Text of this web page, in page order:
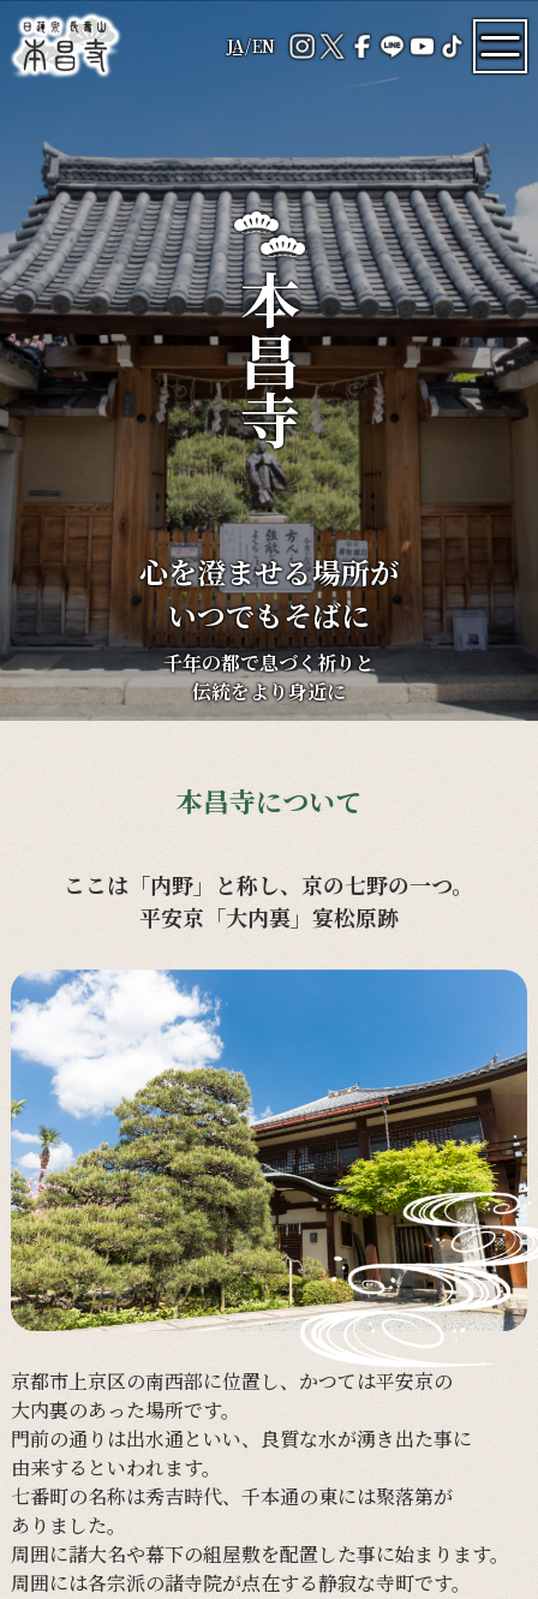
JA/EN
心を澄ませる場所が
いつでもそばに
千年の都で息づく祈りと
伝統をより身近に
本昌寺
本昌寺について
ここは「内野」と称し、京の七野の一つ。
平安京「大内裏」宴松原跡
京都市上京区の南西部に位置し、 かつては平安京の
大内裏のあった場所です。
門前の通りは出水通といい、 良質な水が湧き出た事に
由来するといわれます。
七番町の名称は秀吉時代、 千本通の東には聚落第が
ありました。
周囲に諸大名や幕下の組屋敷を配置した事に始まります。
周囲には各宗派の諸寺院が点在する静寂な寺町です。